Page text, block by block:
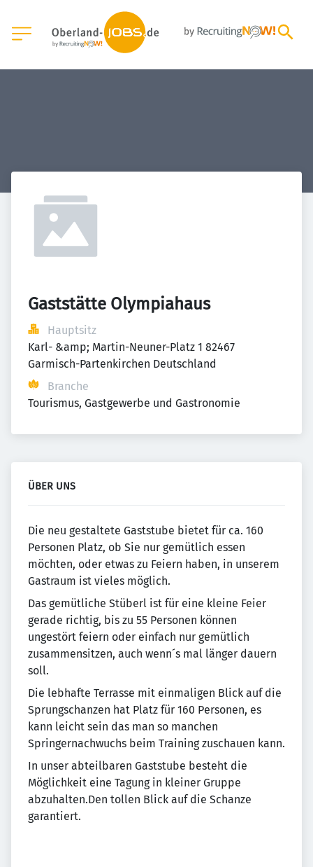
Gaststätte Olympiahaus
Hauptsitz
Karl- &amp; Martin-Neuner-Platz 1 82467
Garmisch-Partenkirchen Deutschland
Branche
Tourismus, Gastgewerbe und Gastronomie
ÜBER UNS
Die neu gestaltete Gaststube bietet für ca. 160
Personen Platz, ob Sie nur gemütlich essen
möchten, oder etwas zu Feiern haben, in unserem
Gastraum ist vieles möglich.
Das gemütliche Stüberl ist für eine kleine Feier
gerade richtig, bis zu 55 Personen können
ungestört feiern oder einfach nur gemütlich
zusammensitzen, auch wenn´s mal länger dauern
soll.
Die lebhafte Terrasse mit einmaligen Blick auf die
Sprungschanzen hat Platz für 160 Personen, es
kann leicht sein das man so manchen
Springernachwuchs beim Training zuschauen kann.
In unser abteilbaren Gaststube besteht die
Möglichkeit eine Tagung in kleiner Gruppe
abzuhalten.Den tollen Blick auf die Schanze
garantiert.